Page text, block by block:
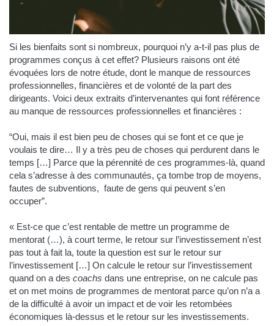
Si les bienfaits sont si nombreux, pourquoi n’y a-t-il pas plus de
programmes conçus à cet effet? Plusieurs raisons ont été
évoquées lors de notre étude, dont le manque de ressources
professionnelles, financières et de volonté de la part des
dirigeants. Voici deux extraits d’intervenantes qui font référence
au manque de ressources professionnelles et financières :
“Oui, mais il est bien peu de choses qui se font et ce que je
voulais te dire… Il y a très peu de choses qui perdurent dans le
temps […] Parce que la pérennité de ces programmes-là, quand
cela s’adresse à des communautés, ça tombe trop de moyens,
fautes de subventions, faute de gens qui peuvent s’en
occuper”.
« Est-ce que c’est rentable de mettre un programme de
mentorat (…), à court terme, le retour sur l’investissement n’est
pas tout à fait la, toute la question est sur le retour sur
l’investissement […] On calcule le retour sur l’investissement
quand on a des coachs dans une entreprise, on ne calcule pas
et on met moins de programmes de mentorat parce qu’on n’a a
de la difficulté à avoir un impact et de voir les retombées
économiques là-dessus et le retour sur les investissements.